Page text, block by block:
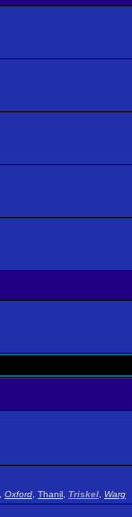
Oxford Thanil Triskel Warg